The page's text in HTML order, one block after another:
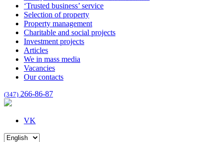
‘Trusted business’ service
Selection of property
Property management
Charitable and social projects
Investment projects
Articles
We in mass media
Vacancies
Our contacts
(347) 266-86-87
VK